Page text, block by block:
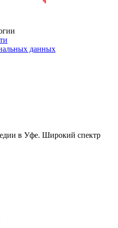
данных
в Уфе. Широкий спектр